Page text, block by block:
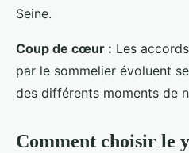
Seine.
Coup de cœur : Les
par le sommelier évoluent
des différents moments de
Comment choisir le